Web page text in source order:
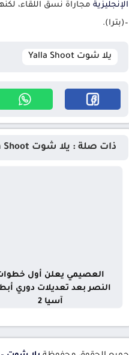
الإنجليزية مجاراة نسق اللقاء،
–(بترا).
يلا شوت Yalla Shoot
ذات صلة : يلا شوت Yalla Shoot
العصيمي يعلن أول
النصر بعد تعديلات دوري
آسيا 2